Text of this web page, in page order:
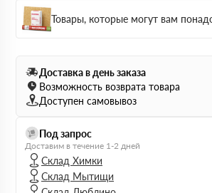
Товары, которые могут вам
Доставка в день заказа
Возможность возврата товара
Доступен самовывоз
Под запрос
Доставим в течение 1-2 дней
Склад Химки
Склад Мытищи